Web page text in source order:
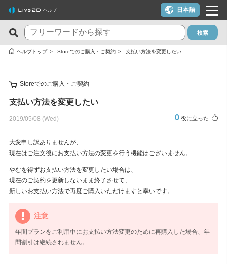
ヘルプ
新着のFAQ
サードパーティ製アプリケーションにおけるCubism Editorおよ
びCubism SDKの新機能対応について
タイムラインの最終フレームが出力されません
alpha版のCubism Editorで作成したファイル(cmo3,can3,moc3)
Cubism Editorが快適に動作するPCスペックの指標が知りたい
プルモデルを使いたいのですが、問題ありますか？
RLM_DIAGNOSTICS.logの確認方法
役に立った質問TOP10
が表示される
クーポンを使いたい
YouTubeやTwitchでの配信に使いたいが可能か？
トライアル版とフリー版の違いは？
トライアル版を利用しないでFREE版を利用したい
決済エラーのメールが届いた（クレジットカード）
ライセンスを解除したい / 新しいPCに移行したい
アカデミック版ライセンスとは？（学割制度）
検索
ヘルプトップ Storeでのご購入・ご契約 支払い方法を変更したい
Storeでのご購入・ご契約
支払い方法を変更したい
2019/05/08 (Wed) 0 役に立った
大変申し訳ありませんが、
現在はご注文後にお支払い方法の変更を行う機能はございません。
やむを得ずお支払い方法を変更したい場合は、
現在のご契約を更新しないまま終了させて、
新しいお支払い方法で再度ご購入いただけますと幸いです。
注意
年間プランをご利用中にお支払い方法変更のために再購入した場合、年
間割引は継続されません。
日本語